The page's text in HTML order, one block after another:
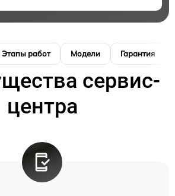
Этапы работ Модели Гарантия
сервис-
центра